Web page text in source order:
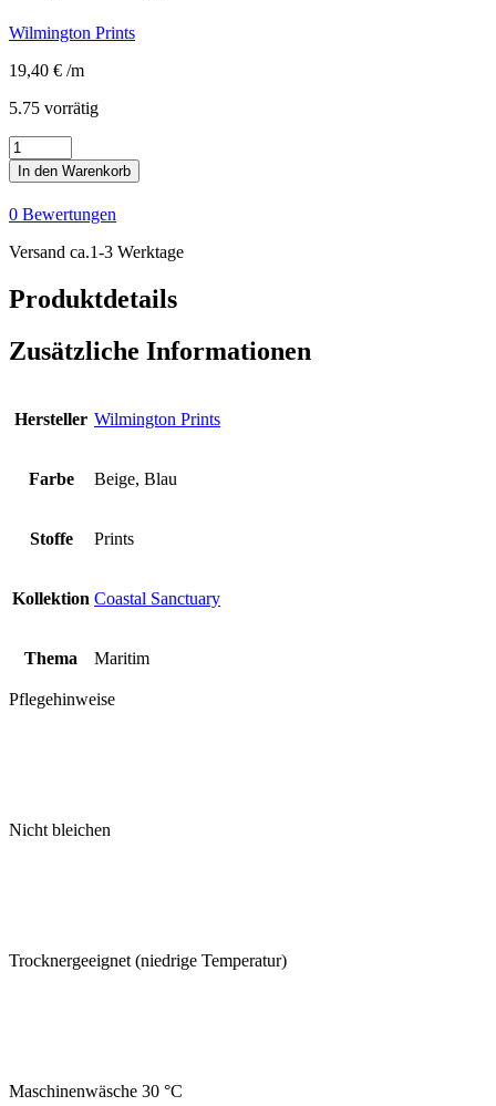
Wilmington Prints
19,40 € /m
5.75 vorrätig
Coastal
Sanctuary
-
Scenic
Repeating
Border
Menge
In den Warenkorb
0 Bewertungen
Versand ca.1-3 Werktage
Produktdetails
Zusätzliche Informationen
Hersteller Wilmington Prints
Farbe Beige, Blau
Stoffe Prints
Kollektion Coastal Sanctuary
Thema Maritim
Pflegehinweise
Nicht bleichen
Trocknergeeignet (niedrige Temperatur)
Maschinenwäsche 30 °C